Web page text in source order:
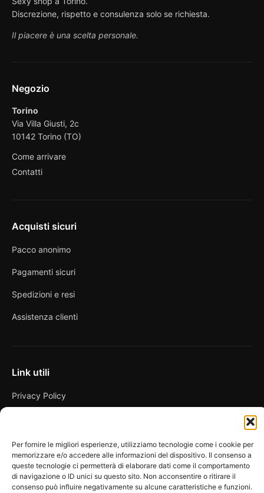
Per fornire le migliori esperienze, utilizziamo tecnologie come i cookie per
memorizzare e/o accedere alle informazioni del dispositivo. Il consenso a
queste tecnologie ci permetterà di elaborare dati come il comportamento
di navigazione o ID unici su questo sito. Non acconsentire o ritirare il
consenso può influire negativamente su alcune caratteristiche e funzioni.
Discrezione, rispetto e consulenza solo se richiesta.
Il piacere è una scelta personale.
Negozio
Torino
Via Villa Giusti, 2c
10142 Torino (TO)
Come arrivare
Contatti
Acquisti sicuri
Pacco anonimo
Pagamenti sicuri
Spedizioni e resi
Assistenza clienti
Link utili
Privacy Policy
Cookie Policy
FAQ